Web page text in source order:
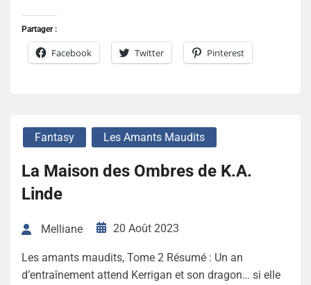
Partager :
Facebook Twitter Pinterest
Fantasy Les Amants Maudits
La Maison des Ombres de K.A.
Linde
Melliane 20 Août 2023
Les amants maudits, Tome 2 Résumé : Un an
d’entraînement attend Kerrigan et son dragon… si elle